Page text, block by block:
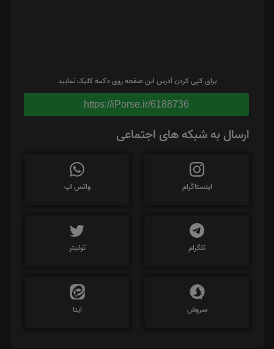
برای کپی کردن آدرس این صفحه روی دکمه کلیک نمایید
https://iPorse.ir/6188736
ارسال به شبکه های اجتماعی
اینستاگرام واتس اپ
تلگرام توئیتر
سروش ایتا